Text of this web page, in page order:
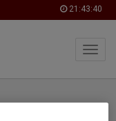
21:43:40